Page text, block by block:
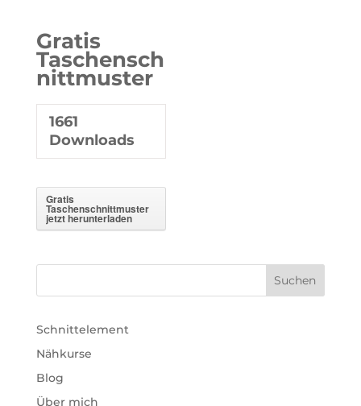
Gratis
Taschensch
nittmuster
1661
Downloads
Gratis
Taschenschnittmuster
jetzt herunterladen
Schnittelement
Nähkurse
Blog
Über mich